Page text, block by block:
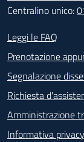
Centralino unico:
Footer -
Leggi le FAQ
Prenotazione
Segnalazione
Richiesta
Amministrazione
Informativa privacy